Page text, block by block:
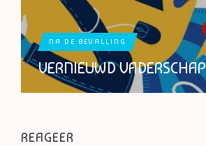
NA DE BEVALLING
VERNIEUWD
REAGEER